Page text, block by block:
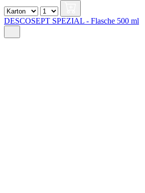
DESCOSEPT SPEZIAL - Flasche 500 ml